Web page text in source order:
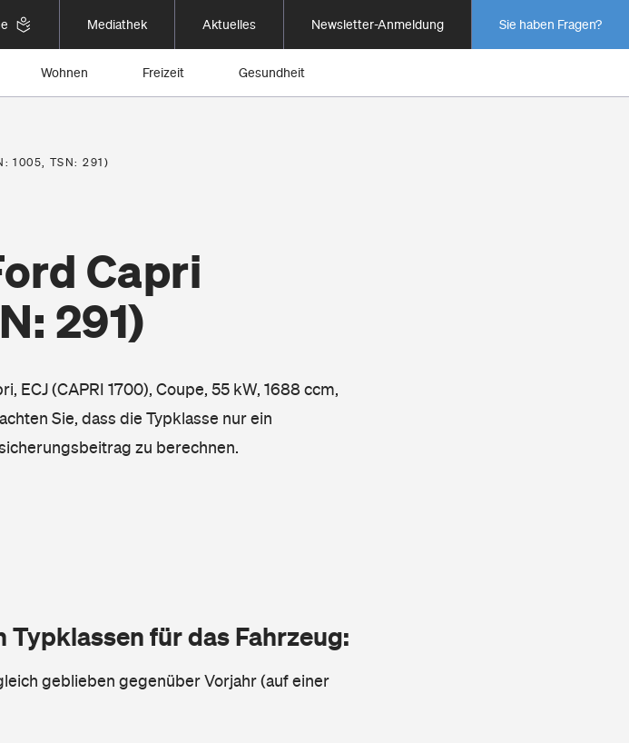
Mediathek Aktuelles Newsletter-Anmeldung Sie haben Fragen?
Wohnen Freizeit Gesundheit
1005, TSN: 291)
Capri
291)
ECJ (CAPRI 1700), Coupe, 55 kW, 1688 ccm,
Sie, dass die Typklasse nur ein
zu berechnen.
für das Fahrzeug:
geblieben gegenüber Vorjahr (auf einer